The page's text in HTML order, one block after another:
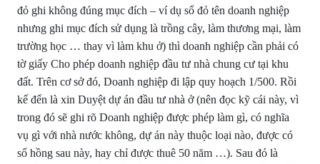
đỏ ghi không đúng mục đích – ví dụ sổ đỏ tên doanh nghiệp
nhưng ghi mục đích sử dụng là trồng cây, làm thương mại, làm
trường học … thay vì làm khu ở) thì doanh nghiệp cần phải có
tờ giấy Cho phép doanh nghiệp đầu tư nhà chung cư tại khu
đất. Trên cơ sở đó, Doanh nghiệp đi lập quy hoạch 1/500. Rồi
kế đến là xin Duyệt dự án đầu tư nhà ở (nên đọc kỹ cái này, vì
trong đó sẽ ghi rõ Doanh nghiệp được phép làm gì, có nghĩa
vụ gì với nhà nước không, dự án này thuộc loại nào, được có
sổ hồng sau này, hay chỉ được thuê 50 năm …). Sau đó là